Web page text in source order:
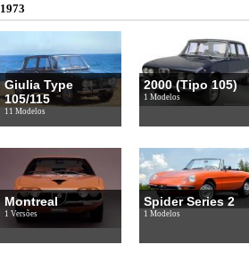
1973
Giulia Type
105/115
11 Modelos
2000 (Tipo 105)
1 Modelos
Montreal
1 Versões
Spider Series 2
1 Modelos